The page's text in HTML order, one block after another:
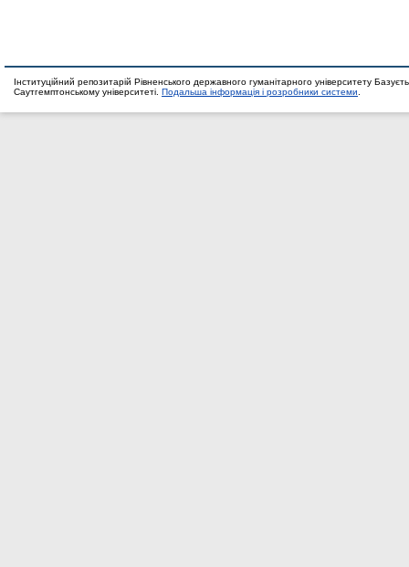
Інституційний репозитарій Рівненського державного гуманітарного університету
Саутгемптонському університеті. Подальша інформація і розробники системи